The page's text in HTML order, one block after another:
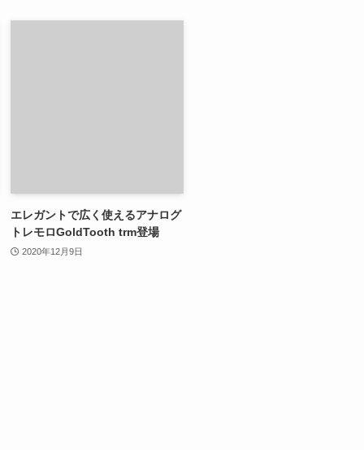
エレガントで広く使えるアナログ
トレモロGoldTooth trm登場
2020年12月9日